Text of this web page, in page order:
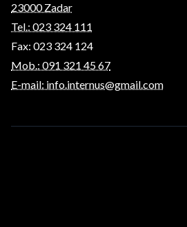
23000 Zadar
Tel.: 023 324 111
Fax: 023 324 124
Mob.: 091 321 45 67
E-mail: info.internus@gmail.com